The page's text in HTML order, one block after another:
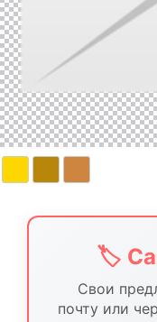
🏷️
Свои
почту или